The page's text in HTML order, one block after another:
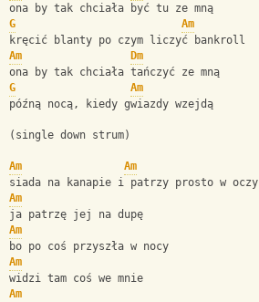
ona by tak chciała być tu ze mną
G
Am
kręcić blanty po czym liczyć bankroll
Am
Dm
ona by tak chciała tańczyć ze mną
G
Am
późną nocą, kiedy gwiazdy wzejdą
(single down strum)
Am
Am
siada na kanapie i patrzy prosto w oczy
Am
ja patrzę jej na dupę
Am
bo po coś przyszła w nocy
Am
widzi tam coś we mnie
Am